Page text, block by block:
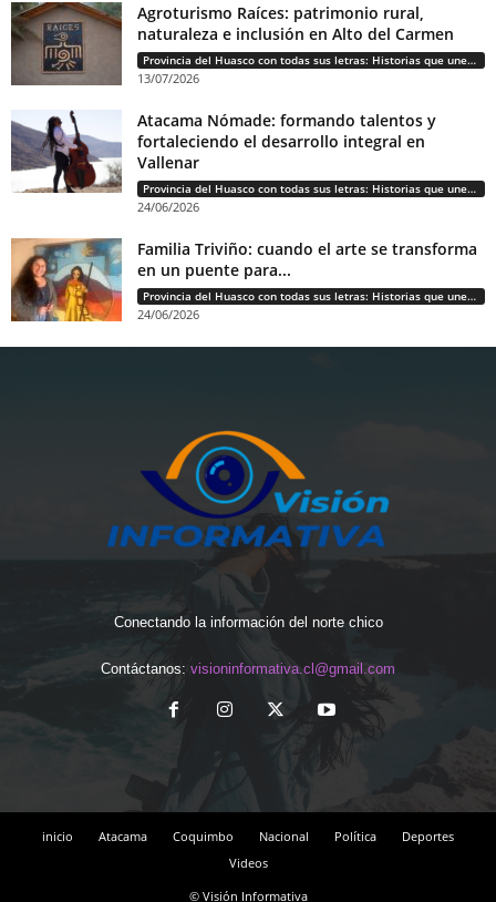
Agroturismo Raíces: patrimonio rural,
naturaleza e inclusión en Alto del Carmen
Provincia del Huasco con todas sus letras: Historias que unen cultura, diversidad e identidad
13/07/2026
Atacama Nómade: formando talentos y
fortaleciendo el desarrollo integral en
Vallenar
Provincia del Huasco con todas sus letras: Historias que unen cultura, diversidad e identidad
24/06/2026
Familia Triviño: cuando el arte se transforma
en un puente para...
Provincia del Huasco con todas sus letras: Historias que unen cultura, diversidad e identidad
24/06/2026
Conectando la información del norte chico
Contáctanos: visioninformativa.cl@gmail.com
inicio Atacama Coquimbo Nacional Política
Deportes
Videos
© Visión Informativa